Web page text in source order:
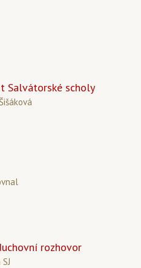
Salvátorské scholy
rozhovor